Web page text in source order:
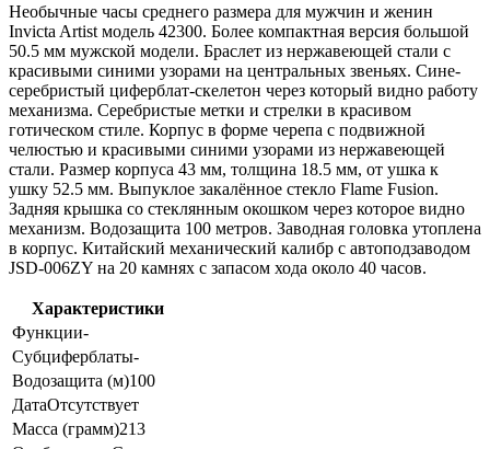
Необычные часы среднего размера для мужчин и женин
Invicta Artist модель 42300. Более компактная версия большой
50.5 мм мужской модели. Браслет из нержавеющей стали с
красивыми синими узорами на центральных звеньях. Сине-
серебристый циферблат-скелетон через который видно работу
механизма. Серебристые метки и стрелки в красивом
готическом стиле. Корпус в форме черепа с подвижной
челюстью и красивыми синими узорами из нержавеющей
стали. Размер корпуса 43 мм, толщина 18.5 мм, от ушка к
ушку 52.5 мм. Выпуклое закалённое стекло Flame Fusion.
Задняя крышка со стеклянным окошком через которое видно
механизм. Водозащита 100 метров. Заводная головка утоплена
в корпус. Китайский механический калибр с автоподзаводом
JSD-006ZY на 20 камнях с запасом хода около 40 часов.
Характеристики
Функции-
Субциферблаты-
Водозащита (м)100
ДатаОтсутствует
Масса (грамм)213